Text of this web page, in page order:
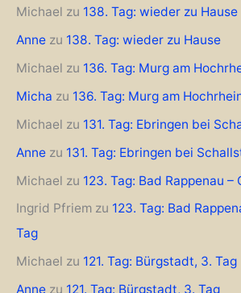
Michael zu 138. Tag: wieder zu Hause
Anne zu 138. Tag: wieder zu Hause
Michael zu 136. Tag: Murg am
Micha zu 136. Tag: Murg am
Michael zu 131. Tag: Ebringen bei
Anne zu 131. Tag: Ebringen bei
Michael zu 123. Tag: Bad Rappenau –
Ingrid Pfriem zu 123. Tag: Bad
Tag
Michael zu 121. Tag: Bürgstadt, 3. Tag
Anne zu 121. Tag: Bürgstadt, 3. Tag